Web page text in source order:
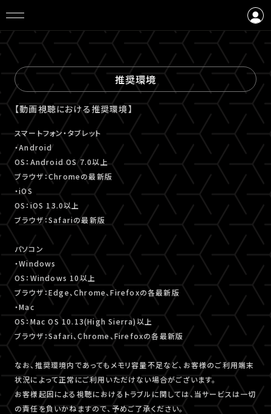
会員登録
推奨環境
【動画視聴における推奨環境】
スマートフォン・タブレット
・Android
OS：Android OS 7.0以上
ブラウザ：Chromeの最新版
・iOS
OS：iOS 13.0以上
ブラウザ：Safariの最新版
パソコン
・Windows
OS：Windows 10以上
ブラウザ：Edge、Chrome、Firefoxの各最新版
・Mac
OS：Mac OS 10.13(High Sierra)以上
ブラウザ：Safari、Chrome、Firefoxの各最新版
なお、推奨環境内であってもメモリ容量不足など、お客様のご利用端末
状況によって正常にご利用いただけない場合がございます。
お客様起因による視聴におけるトラブルに関しては、当サービスは一切
の責任を負いかねますので、予めご了承ください。